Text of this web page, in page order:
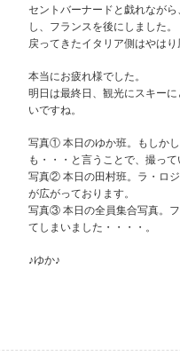
セントバーナードと戯れなが
し、フランスを後にしました。
戻ってきたイタリア側はやは
本当にお疲れ様でした。
明日は最終日、観光にスキー
いですね。
写真① 本日のゆか班。もしか
も・・・と言うことで、撮っ
写真② 本日の田村班。ラ・ロ
が広がっております。
写真③ 本日の全員集合写真。
てしまいました・・・・。
♪ゆか♪